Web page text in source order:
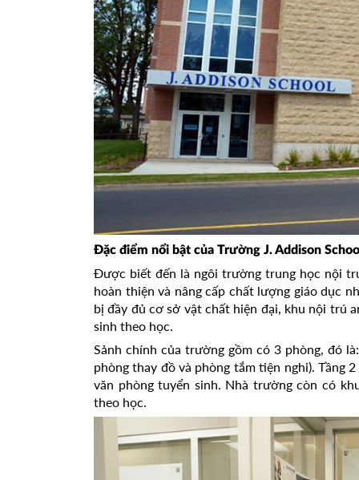
Đặc điểm nổi bật của Trường J. Addison
Được biết đến là ngôi trường trung học nội
hoàn thiện và nâng cấp chất lượng giáo dục
bị đầy đủ cơ sở vật chất hiện đại, khu nội trú
sinh theo học.
Sảnh chính của trường gồm có 3 phòng, đó
phòng thay đồ và phòng tắm tiện nghi). Tầng
văn phòng tuyển sinh. Nhà trường còn có
theo học.